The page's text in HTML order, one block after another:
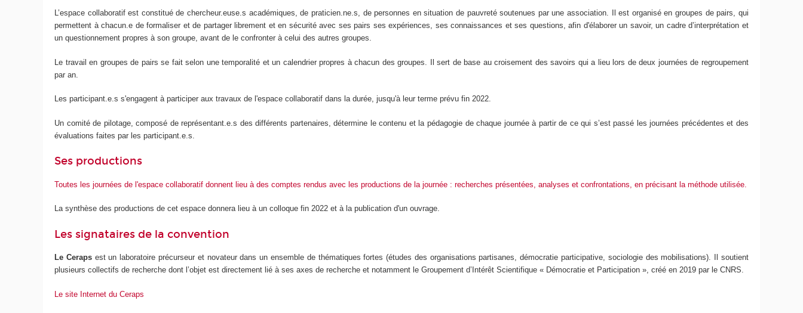
L’espace collaboratif est constitué de chercheur.euse.s académiques, de praticien.ne.s, de personnes en situation de pauvreté soutenues par une association. Il est organisé en groupes de pairs, qui
permettent à chacun.e de formaliser et de partager librement et en sécurité avec ses pairs ses expériences, ses connaissances et ses questions, afin d'élaborer un savoir, un cadre d’interprétation et
un questionnement propres à son groupe, avant de le confronter à celui des autres groupes.
Le travail en groupes de pairs se fait selon une temporalité et un calendrier propres à chacun des groupes. Il sert de base au croisement des savoirs qui a lieu lors de deux journées de regroupement
par an.
Les participant.e.s s'engagent à participer aux travaux de l'espace collaboratif dans la durée, jusqu'à leur terme prévu fin 2022.
Un comité de pilotage, composé de représentant.e.s des différents partenaires, détermine le contenu et la pédagogie de chaque journée à partir de ce qui s’est passé les journées précédentes et des
évaluations faites par les participant.e.s.
Ses productions
Toutes les journées de l'espace collaboratif donnent lieu à des comptes rendus avec les productions de la journée : recherches présentées, analyses et confrontations, en précisant la méthode utilisée.
La synthèse des productions de cet espace donnera lieu à un colloque fin 2022 et à la publication d'un ouvrage.
Les signataires de la convention
Le Cerapsest un laboratoire précurseur et novateur dans un ensemble de thématiques fortes (études des organisations partisanes, démocratie participative, sociologie des mobilisations). Il soutient
plusieurs collectifs de recherche dont l’objet est directement lié à ses axes de recherche et notamment le Groupement d’Intérêt Scientifique « Démocratie et Participation », créé en 2019 par le CNRS.
Le site Internet du Ceraps